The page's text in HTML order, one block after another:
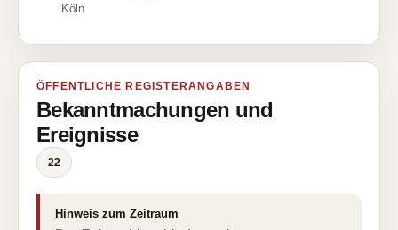
Köln
ÖFFENTLICHE REGISTERANGABEN
Bekanntmachungen und
Ereignisse
22
Hinweis zum Zeitraum